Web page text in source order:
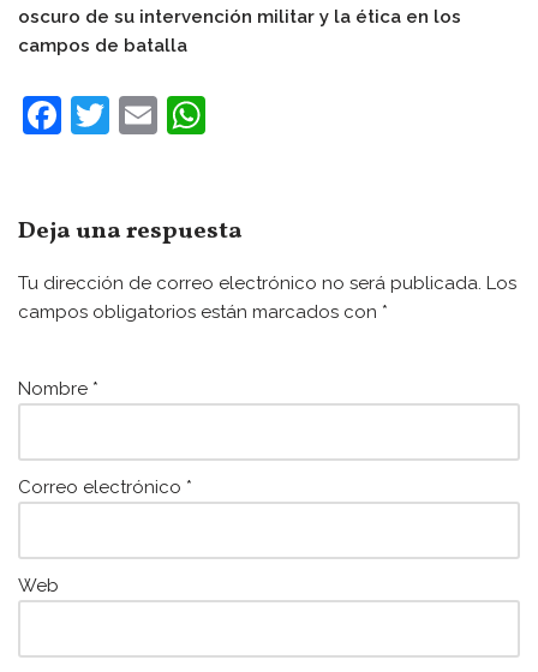
oscuro de su intervención militar y la ética en los
campos de batalla
F
e
b
o
k
T
er
E
l
s
A
p
Deja una respuesta
Tu dirección de correo electrónico no será publicada. Los
campos obligatorios están marcados con *
Nombre *
Correo electrónico *
Web